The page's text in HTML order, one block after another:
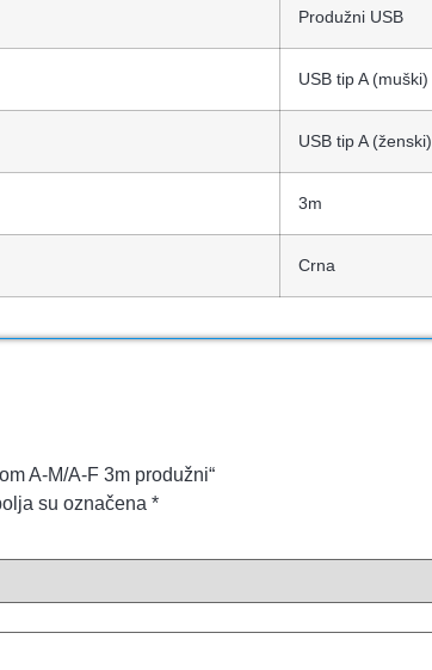
Produžni USB
USB tip A (muški)
USB tip A (ženski)
3m
Crna
A-M/A-F 3m produžni“
su označena *